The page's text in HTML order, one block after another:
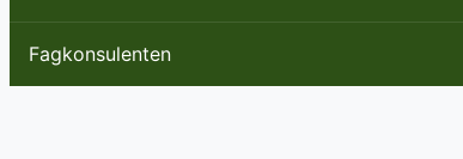
Fagkonsulenten